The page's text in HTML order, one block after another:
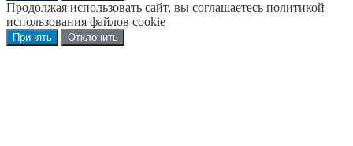
Продолжая использовать сайт, вы соглашаетесь политикой
использования файлов cookie
Принять Отклонить